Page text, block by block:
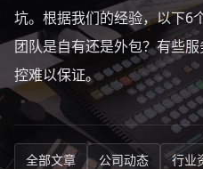
坑。根据我们的经验，以下6
团队是自有还是外包？有些
控难以保证。
全部文章 公司动态 行业